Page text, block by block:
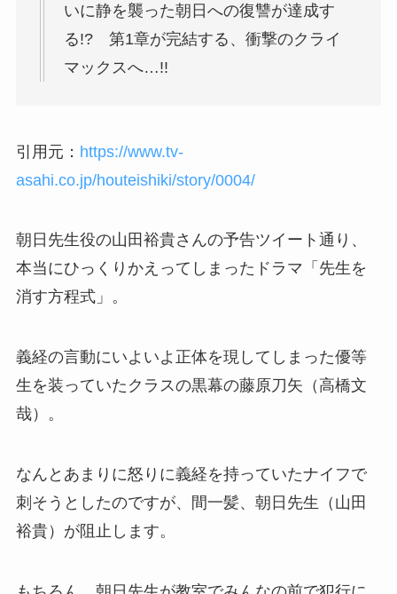
いに静を襲った朝日への復讐が達成す
る!? 第1章が完結する、衝撃のクライ
マックスへ…!!
引用元： https://www.tv-
asahi.co.jp/houteishiki/story/0004/
朝日先生役の山田裕貴さんの予告ツイート通り、
本当にひっくりかえってしまったドラマ「先生を
消す方程式」。
義経の言動にいよいよ正体を現してしまった優等
生を装っていたクラスの黒幕の藤原刀矢（高橋文
哉）。
なんとあまりに怒りに義経を持っていたナイフで
刺そうとしたのですが、間一髪、朝日先生（山田
裕貴）が阻止します。